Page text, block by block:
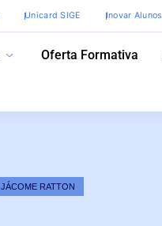
Unicard SIGE Inovar Alunos
Oferta Formativa
JÁCOME RATTON